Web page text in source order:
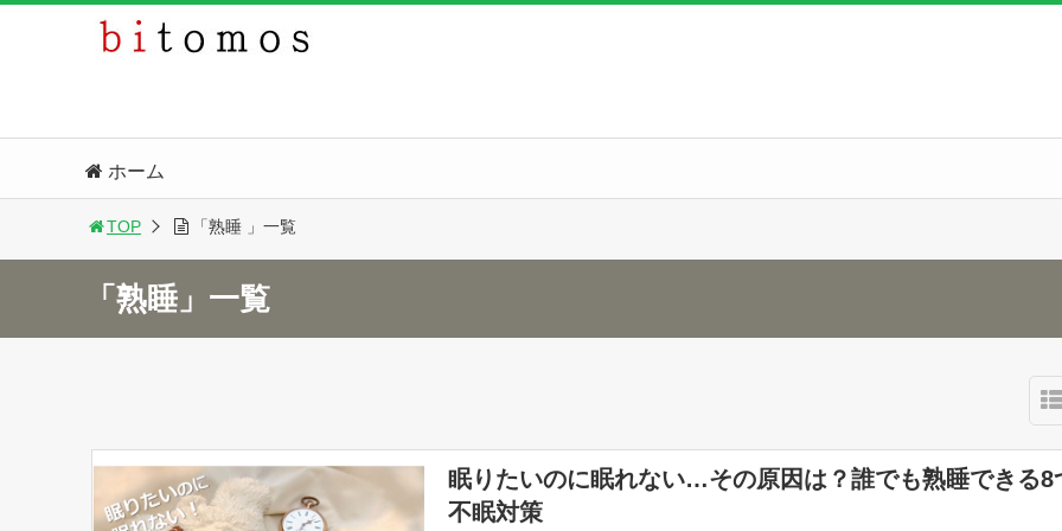
ホーム
TOP 「熟睡 」一覧
「熟睡」一覧
眠りたいのに眠れない…その原因は？誰でも熟睡できる8
不眠対策